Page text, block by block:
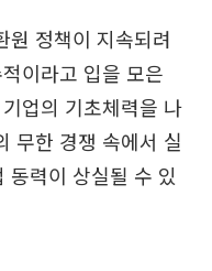
원 정책이 지속되려
이라고 입을 모은
업의 기초체력을 나
무한 경쟁 속에서 실
동력이 상실될 수 있